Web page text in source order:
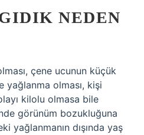
NEDEN
çene ucunun küçük
yağlanma olması, kişi
kilolu olmasa bile
görünüm bozukluğuna
yağlanmanın dışında yaş